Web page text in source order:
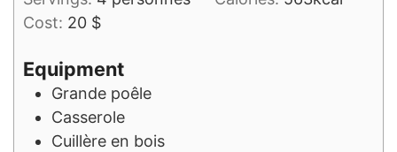
Cost: 20 $
Equipment
Grande poêle
Casserole
Cuillère en bois